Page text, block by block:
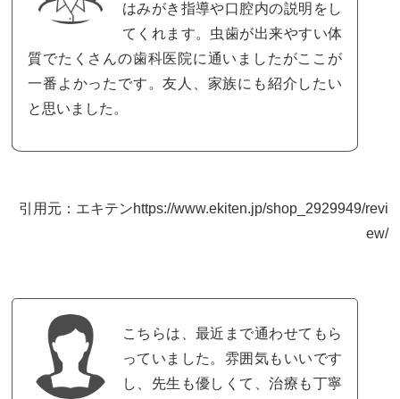
はみがき指導や口腔内の説明をし
てくれます。虫歯が出来やすい体
質でたくさんの歯科医院に通いましたがここが
一番よかったです。友人、家族にも紹介したい
と思いました。
引用元：エキテンhttps://www.ekiten.jp/shop_2929949/revi
ew/
こちらは、最近まで通わせてもら
っていました。雰囲気もいいです
し、先生も優しくて、治療も丁寧